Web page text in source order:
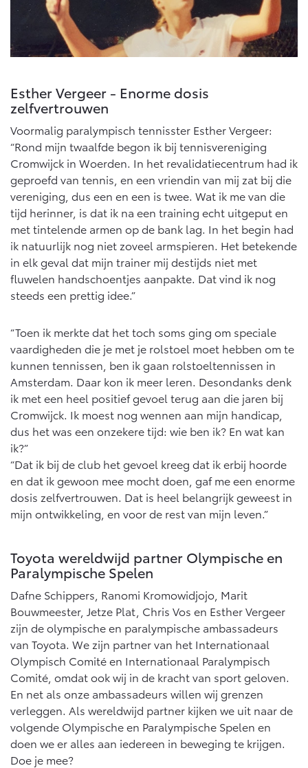
Esther Vergeer - Enorme dosis
zelfvertrouwen
Voormalig paralympisch tennisster Esther Vergeer:
“Rond mijn twaalfde begon ik bij tennisvereniging
Cromwijck in Woerden. In het revalidatiecentrum had ik
geproefd van tennis, en een vriendin van mij zat bij die
vereniging, dus een en een is twee. Wat ik me van die
tijd herinner, is dat ik na een training echt uitgeput en
met tintelende armen op de bank lag. In het begin had
ik natuurlijk nog niet zoveel armspieren. Het betekende
in elk geval dat mijn trainer mij destijds niet met
fluwelen handschoentjes aanpakte. Dat vind ik nog
steeds een prettig idee.”
“Toen ik merkte dat het toch soms ging om speciale
vaardigheden die je met je rolstoel moet hebben om te
kunnen tennissen, ben ik gaan rolstoeltennissen in
Amsterdam. Daar kon ik meer leren. Desondanks denk
ik met een heel positief gevoel terug aan die jaren bij
Cromwijck. Ik moest nog wennen aan mijn handicap,
dus het was een onzekere tijd: wie ben ik? En wat kan
ik?”
“Dat ik bij de club het gevoel kreeg dat ik erbij hoorde
en dat ik gewoon mee mocht doen, gaf me een enorme
dosis zelfvertrouwen. Dat is heel belangrijk geweest in
mijn ontwikkeling, en voor de rest van mijn leven.”
Toyota wereldwijd partner Olympische en
Paralympische Spelen
Dafne Schippers, Ranomi Kromowidjojo, Marit
Bouwmeester, Jetze Plat, Chris Vos en Esther Vergeer
zijn de olympische en paralympische ambassadeurs
van Toyota. We zijn partner van het Internationaal
Olympisch Comité en Internationaal Paralympisch
Comité, omdat ook wij in de kracht van sport geloven.
En net als onze ambassadeurs willen wij grenzen
verleggen. Als wereldwijd partner kijken we uit naar de
volgende Olympische en Paralympische Spelen en
doen we er alles aan iedereen in beweging te krijgen.
Doe je mee?